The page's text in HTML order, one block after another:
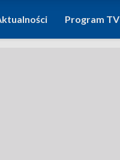
Program TV